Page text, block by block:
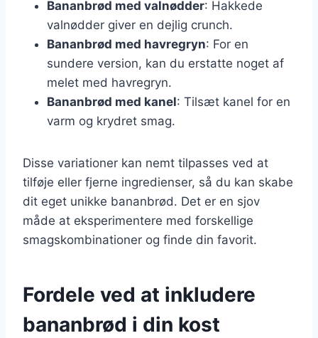
Bananbrød med valnødder: Hakkede
valnødder giver en dejlig crunch.
Bananbrød med havregryn: For en
sundere version, kan du erstatte noget af
melet med havregryn.
Bananbrød med kanel: Tilsæt kanel for en
varm og krydret smag.
Disse variationer kan nemt tilpasses ved at
tilføje eller fjerne ingredienser, så du kan skabe
dit eget unikke bananbrød. Det er en sjov
måde at eksperimentere med forskellige
smagskombinationer og finde din favorit.
Fordele ved at inkludere
bananbrød i din kost